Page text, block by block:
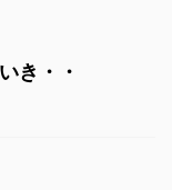
き・・